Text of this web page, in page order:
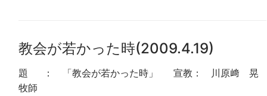
教会が若かった時(2009.4.19)
題 ： 「教会が若かった時」 宣教： 川原﨑 晃
牧師